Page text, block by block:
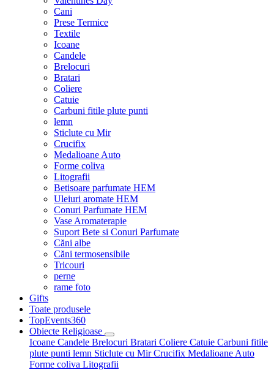
Cani
Prese Termice
Textile
Icoane
Candele
Brelocuri
Bratari
Coliere
Catuie
Carbuni fitile plute punti
lemn
Sticlute cu Mir
Crucifix
Medalioane Auto
Forme coliva
Litografii
Betisoare parfumate HEM
Uleiuri aromate HEM
Conuri Parfumate HEM
Vase Aromaterapie
Suport Bete si Conuri Parfumate
Căni albe
Căni termosensibile
Tricouri
perne
rame foto
Gifts
Toate produsele
TopEvents360
Obiecte Religioase
Icoane Candele Brelocuri Bratari Coliere Catuie Carbuni fitile
plute punti lemn Sticlute cu MirCrucifix Medalioane Auto
Forme coliva Litografii